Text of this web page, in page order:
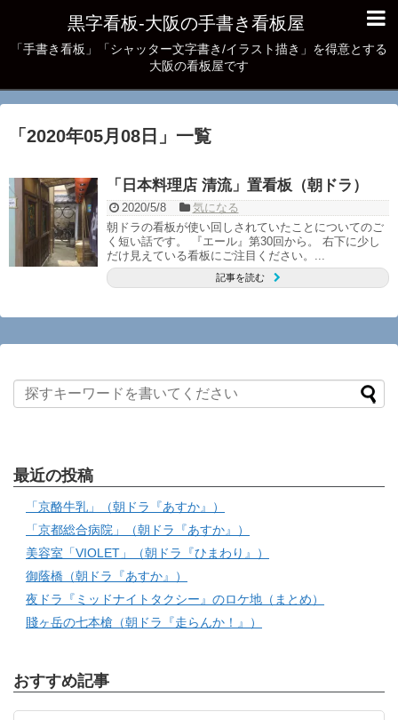
黒字看板‐大阪の手書き看板屋
「手書き看板」「シャッター文字書き/イラスト描き」を得意とする
大阪の看板屋です
「 2020年05月08日 」 一覧
「日本料理店 清流」置看板（朝ドラ）
2020/5/8
気になる
朝ドラの看板が使い回しされていたことについてのご
く短い話です。 『エール』第30回から。 右下に少し
だけ見えている看板にご注目ください。...
記事を読む
最近の投稿
「京酪牛乳」（朝ドラ『あすか』）
「京都総合病院」（朝ドラ『あすか』）
美容室「VIOLET」（朝ドラ『ひまわり』）
御蔭橋（朝ドラ『あすか』）
夜ドラ『ミッドナイトタクシー』のロケ地（まとめ）
賤ヶ岳の七本槍（朝ドラ『走らんか！』）
おすすめ記事